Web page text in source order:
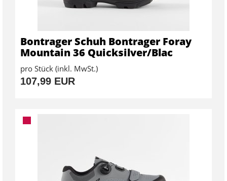
Bontrager Schuh Bontrager Foray
Mountain 36 Quicksilver/Blac
pro Stück (inkl. MwSt.)
107,99 EUR